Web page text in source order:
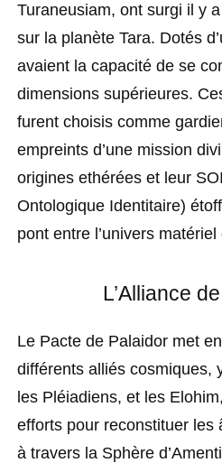
Turaneusiam, ont surgi il y
sur la planète Tara. Dotés
avaient la capacité de se
dimensions supérieures.
furent choisis comme
empreints d’une mission
origines ethérées et leur
Ontologique Identitaire)
pont entre l’univers
L’Alliance
Le Pacte de Palaidor met
différents alliés cosmiques,
les Pléiadiens, et les
efforts pour reconstituer les
à travers la Sphère